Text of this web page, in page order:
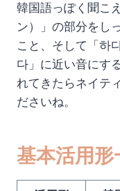
韓国語っぽく聞こ
ン）」の部分をし
こと、そして「하
다」に近い音にす
れてきたらネイテ
ださいね。
基本活用形